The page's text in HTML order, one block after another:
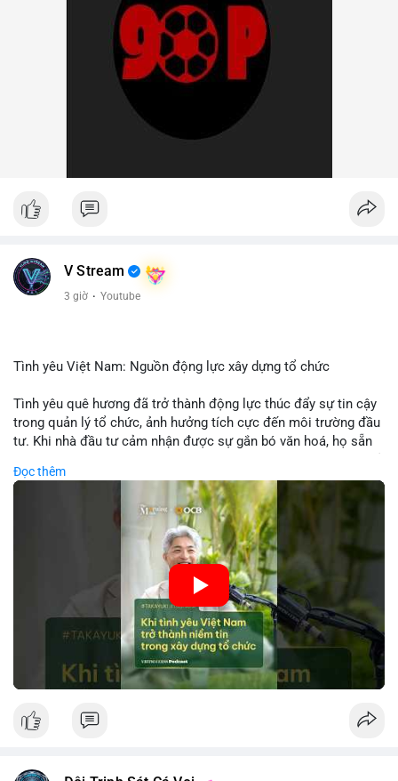
V Stream
3 giờ · Youtube
Tình yêu Việt Nam: Nguồn động lực xây dựng tổ chức
Tình yêu quê hương đã trở thành động lực thúc đẩy sự tin cậy
trong quản lý tổ chức, ảnh hưởng tích cực đến môi trường đầu
tư. Khi nhà đầu tư cảm nhận được sự gắn bó văn hoá, họ sẵn
các công ty blockchain và tiền mã hoá. Sự tăng cường niềm
tin này giúp giảm rủi ro thị trường, cải thiện chi phí vốn và thúc
đẩy sự phát triển bền vững của ngành công nghệ tài chính. Các
nhà quản lý cần khai thác tinh thần này để xây dựng chiến lược
phát triển bền vững và thu hút vốn đầu tư.
🎥 Xem video trực tiếp tại:
Nguồn: VIETSUCCESS
Đọc thêm